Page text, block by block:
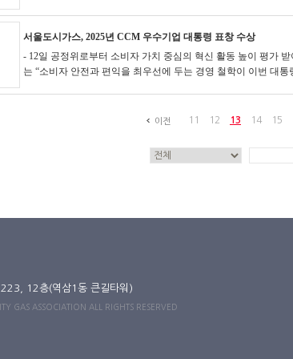
서울도시가스, 2025년 CCM 우수기업 대통령 표창 수상
- 12일 공정위로부터 소비자 가치 중심의 혁신 활동 높이 평가 받
는 “소비자 안전과 편익을 최우선에 두는 경영 철학이 이번 대통
이전 11 12 13 14 15
223, 12층(역삼1동 큰길타워)
GAS ASSOCIATION ALL RIGHTS RESERVED